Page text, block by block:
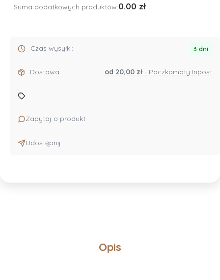
Suma dodatkowych produktów:0.00 zł
Czas wysyłki: 3 dni
Dostawa od 20,00 zł - Paczkomaty Inpost
Zapytaj o produkt
Udostępnij
Opis